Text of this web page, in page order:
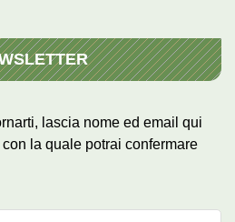
lascia nome ed email qui
la quale potrai confermare